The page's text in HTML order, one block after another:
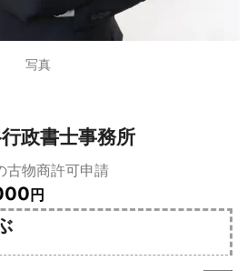
写真
政書士事務所
古物商許可申請
円